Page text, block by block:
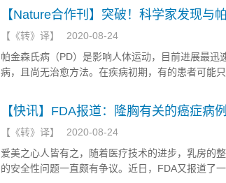
型实体瘤。
【Nature合作刊】突破！科学家发现与
【 《转》译】
2020-08-24
帕金森氏病（PD）是影响人体运动，目前进展最迅
病，且尚无治愈方法。在疾病初期，有的患者可能
万人受到PD的影响，它是仅次于阿尔茨海默氏病的
病。
【快讯】FDA报道：隆胸有关的癌症病
【 《转》译】
2020-08-24
爱美之心人皆有之，随着医疗技术的进步，乳房的
的安全性问题一直颇有争议。近日，FDA又报道了